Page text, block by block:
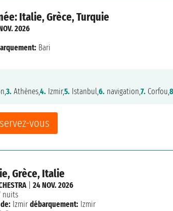
Italie, Grèce, Turquie
vous
2026
Bari
3. Athènes,4. Izmir,5. Istanbul,6. navigation,7. Corfou,
Grèce, Italie
| 24 NOV. 2026
nuits
Izmir débarquement: Izmir